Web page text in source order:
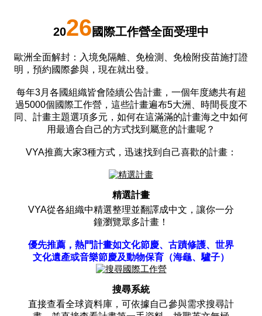
2026國際工作營全面受理中
歐洲全面解封：入境免隔離、免檢測、免檢附疫苗施打證
明，預約國際參與，現在就出發。
每年3月各國組織皆會陸續公告計畫，一個年度總共有超
過5000個國際工作營，這些計畫遍布5大洲、時間長度不
同、計畫主題選項多元，如何在這滿滿的計畫海之中如何
用最適合自己的方式找到屬意的計畫呢？
VYA推薦大家3種方式，迅速找到自己喜歡的計畫：
精選計畫
VYA從各組織中精選整理並翻譯成中文，讓你一分
鐘瀏覽眾多計畫！
優先推薦，熱門計畫如文化節慶、古蹟修護、世界
文化遺產或音樂節慶及動物保育（海龜、驢子）
搜尋系統
直接查看全球資料庫，可依據自己參與需求搜尋計